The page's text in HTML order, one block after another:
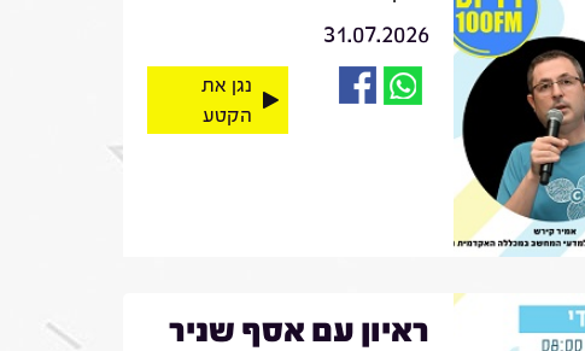
31.07.2026
נגן את
הקטע
ראיון עם אסף שניר